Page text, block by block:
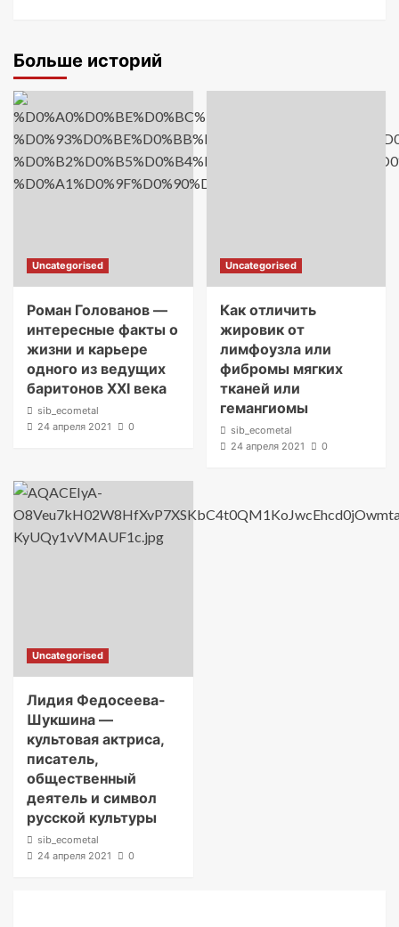
Больше историй
Uncategorised
Роман Голованов —
интересные факты о
жизни и карьере
одного из ведущих
баритонов XXI века
sib_ecometal
24 апреля 2021
0
Uncategorised
Как отличить
жировик от
лимфоузла или
фибромы мягких
тканей или
гемангиомы
sib_ecometal
24 апреля 2021
0
Uncategorised
Лидия Федосеева-
Шукшина —
культовая актриса,
писатель,
общественный
деятель и символ
русской культуры
sib_ecometal
24 апреля 2021
0